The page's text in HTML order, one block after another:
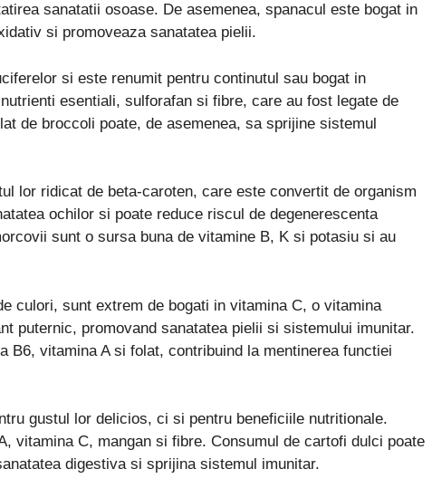
sanatatii osoase. De asemenea, spanacul este bogat in
si promoveaza sanatatea pielii.
si este renumit pentru continutul sau bogat in
esentiali, sulforafan si fibre, care au fost legate de
de broccoli poate, de asemenea, sa sprijine sistemul
lor ridicat de beta-caroten, care este convertit de organism
ochilor si poate reduce riscul de degenerescenta
sunt o sursa buna de vitamine B, K si potasiu si au
culori, sunt extrem de bogati in vitamina C, o vitamina
puternic, promovand sanatatea pielii si sistemului imunitar.
B6, vitamina A si folat, contribuind la mentinerea functiei
gustul lor delicios, ci si pentru beneficiile nutritionale.
vitamina C, mangan si fibre. Consumul de cartofi dulci poate
digestiva si sprijina sistemul imunitar.